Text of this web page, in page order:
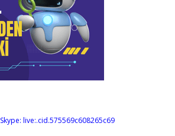
Skype: live:.cid.575569c608265c69